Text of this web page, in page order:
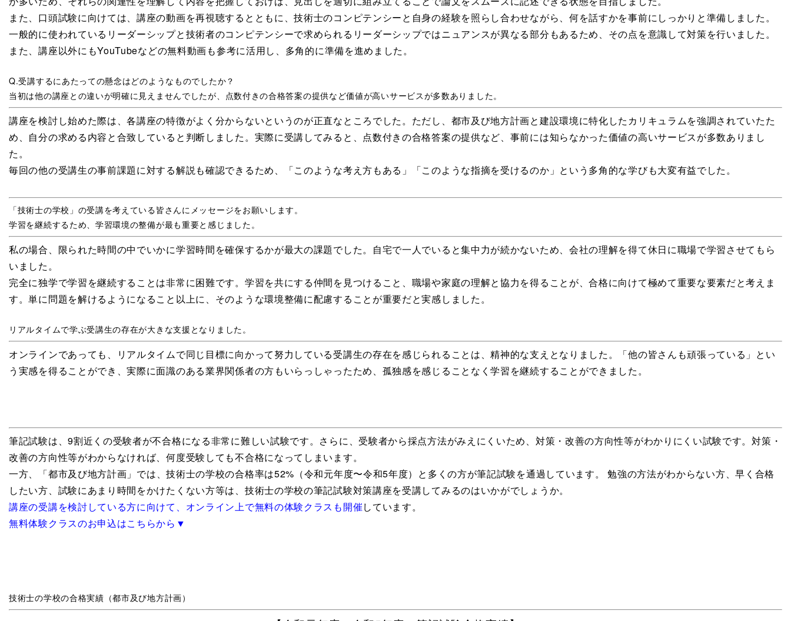
また、口頭試験に向けては、講座の動画を再視聴するとともに、技術士のコンピテンシーと自身の経験を照らし合わせながら、何を話すかを事前にしっかりと準備しました。
一般的に使われているリーダーシップと技術者のコンピテンシーで求められるリーダーシップではニュアンスが異なる部分もあるため、その点を意識して対策を行いました。
また、講座以外にもYouTubeなどの無料動画も参考に活用し、多角的に準備を進めました。
Q.受講するにあたっての懸念はどのようなものでしたか？
当初は他の講座との違いが明確に見えませんでしたが、点数付きの合格答案の提供など価値が高いサービスが多数ありました。
講座を検討し始めた際は、各講座の特徴がよく分からないというのが正直なところでした。ただし、都市及び地方計画と建設環境に特化したカリキュラムを強調されていたた
め、自分の求める内容と合致していると判断しました。実際に受講してみると、点数付きの合格答案の提供など、事前には知らなかった価値の高いサービスが多数ありまし
た。
毎回の他の受講生の事前課題に対する解説も確認できるため、「このような考え方もある」「このような指摘を受けるのか」という多角的な学びも大変有益でした。
「技術士の学校」の受講を考えている皆さんにメッセージをお願いします。
学習を継続するため、学習環境の整備が最も重要と感じました。
私の場合、限られた時間の中でいかに学習時間を確保するかが最大の課題でした。自宅で一人でいると集中力が続かないため、会社の理解を得て休日に職場で学習させてもら
いました。
完全に独学で学習を継続することは非常に困難です。学習を共にする仲間を見つけること、職場や家庭の理解と協力を得ることが、合格に向けて極めて重要な要素だと考えま
す。単に問題を解けるようになること以上に、そのような環境整備に配慮することが重要だと実感しました。
リアルタイムで学ぶ受講生の存在が大きな支援となりました。
オンラインであっても、リアルタイムで同じ目標に向かって努力している受講生の存在を感じられることは、精神的な支えとなりました。「他の皆さんも頑張っている」とい
う実感を得ることができ、実際に面識のある業界関係者の方もいらっしゃったため、孤独感を感じることなく学習を継続することができました。
筆記試験は、9割近くの受験者が不合格になる非常に難しい試験です。さらに、受験者から採点方法がみえにくいため、対策・改善の方向性等がわかりにくい試験です。対策・
改善の方向性等がわからなければ、何度受験しても不合格になってしまいます。
一方、
「都市及び地方計画」では、技術士の学校の合格率は52%（令和元年度〜令和5年度） と多くの方が筆記試験を通過しています。 勉強の方法がわからない方、早く合格
したい方、試験にあまり時間をかけたくない方等は、技術士の学校の筆記試験対策講座を受講してみるのはいかがでしょうか。
講座の受講を検討している方に向けて、オンライン上で無料の体験クラスも開催しています。
無料体験クラスのお申込はこちらから▼
技術士の学校の合格実績（都市及び地方計画）